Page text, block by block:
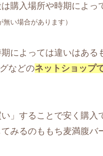
購入場所や時期によっ
い場合があります）
によっては違いはある
などのネットショップ
」することで安く購入
みるのももち麦満腹バ